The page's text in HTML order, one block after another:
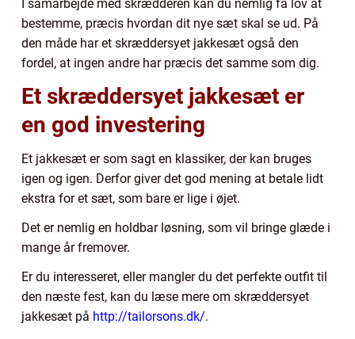
I samarbejde med skrædderen kan du nemlig få lov at
bestemme, præcis hvordan dit nye sæt skal se ud. På
den måde har et skræddersyet jakkesæt også den
fordel, at ingen andre har præcis det samme som dig.
Et skræddersyet jakkesæt er
en god investering
Et jakkesæt er som sagt en klassiker, der kan bruges
igen og igen. Derfor giver det god mening at betale lidt
ekstra for et sæt, som bare er lige i øjet.
Det er nemlig en holdbar løsning, som vil bringe glæde i
mange år fremover.
Er du interesseret, eller mangler du det perfekte outfit til
den næste fest, kan du læse mere om skræddersyet
jakkesæt på http://tailorsons.dk/.